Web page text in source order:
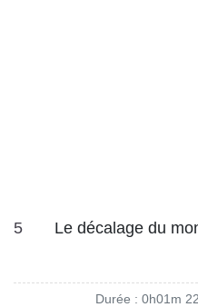
5 Le décalage du
Durée : 0h01m